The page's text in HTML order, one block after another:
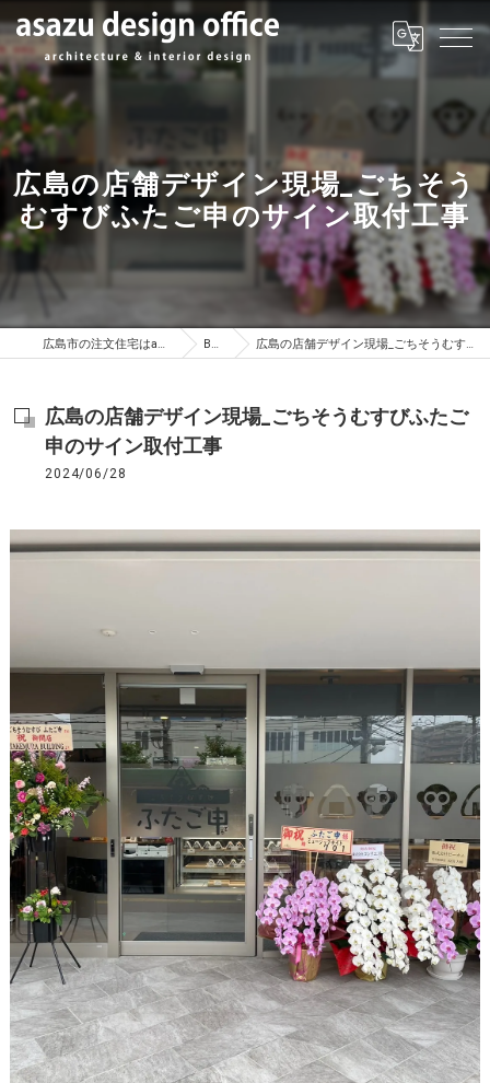
広島の店舗デザイン現場_ごちそう
むすびふたご申のサイン取付工事
広島市の注文住宅はasazu design office BLOG 広島の店舗デザイン現場_ごちそうむすびふたご申のサイン取付工事
広島の店舗デザイン現場_ごちそうむすびふたご
申のサイン取付工事
2024/06/28